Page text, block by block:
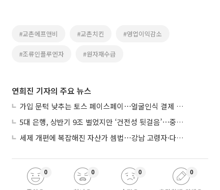
#교촌에프앤비 #교촌치킨 #영업이익감소
#조류인플루엔자 #원자재수급
연희진 기자의 주요 뉴스
가입 문턱 낮추는 토스 페이스페이⋯얼굴인식 결제 확산 속도낸다
5대 은행, 상반기 9조 벌었지만 ‘건전성 뒷걸음’⋯중기대출 문턱 높아지나
세제 개편에 복잡해진 자산가 셈법⋯강남 고령자·다주택자 ‘자산재편 고심’
0 0 0 0